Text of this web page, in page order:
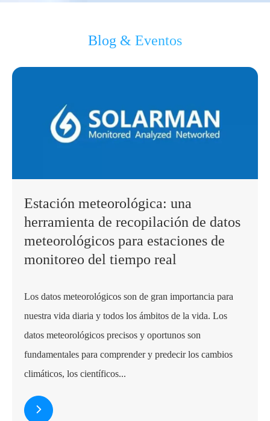
Blog & Eventos
Estación meteorológica: una
herramienta de recopilación de datos
meteorológicos para estaciones de
monitoreo del tiempo real
Los datos meteorológicos son de gran importancia para
nuestra vida diaria y todos los ámbitos de la vida. Los
datos meteorológicos precisos y oportunos son
fundamentales para comprender y predecir los cambios
climáticos, los científicos...